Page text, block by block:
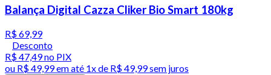
Balança Digital Cazza Cliker Bio Smart 180kg
R$ 69,99
Desconto
R$ 47,49no PIX
ou R$ 49,99em até 1x de R$ 49,99sem juros